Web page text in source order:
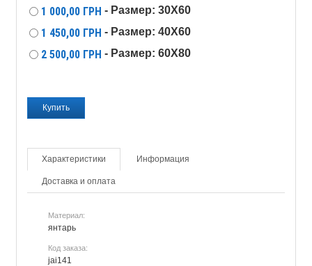
1 000,00 ГРН - Размер: 30X60
1 450,00 ГРН - Размер: 40X60
2 500,00 ГРН - Размер: 60X80
Характеристики Информация
Доставка и оплата
Материал:
янтарь
Код заказа:
jai141